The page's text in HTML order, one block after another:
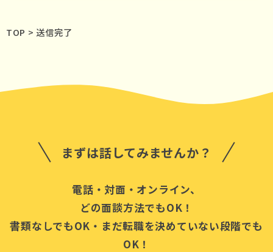
TOP > 送信完了
まずは話してみませんか？
電話・対面・オンライン、
どの面談方法でもOK！
書類なしでもOK・まだ転職を決めていない段階でも
OK！